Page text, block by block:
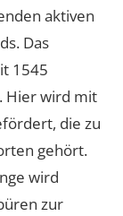
aktiven
Das
1545
Hier wird mit
die zu
gehört.
wird
zur